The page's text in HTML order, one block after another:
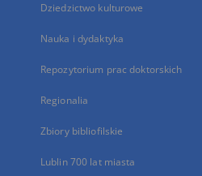
Dziedzictwo kulturowe
Nauka i dydaktyka
Repozytorium prac doktorskich
Regionalia
Zbiory bibliofilskie
Lublin 700 lat miasta